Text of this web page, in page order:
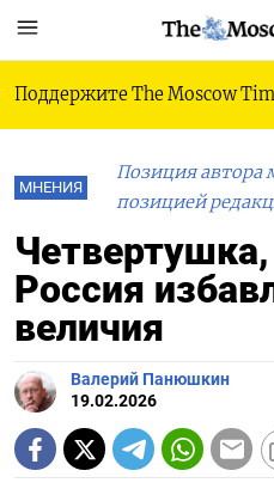
Поддержите The Moscow
МНЕНИЯ
Позиция автора
позицией
Россия
величия
Валерий Панюшкин
19.02.2026